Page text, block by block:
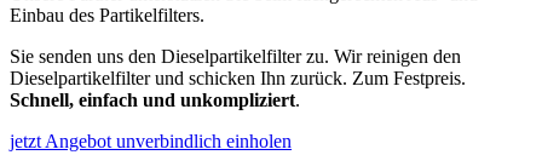
Einbau des Partikelfilters.
Sie senden uns den Dieselpartikelfilter zu. Wir reinigen den
Dieselpartikelfilter und schicken Ihn zurück. Zum Festpreis.
Schnell, einfach und unkompliziert.
jetzt Angebot unverbindlich einholen